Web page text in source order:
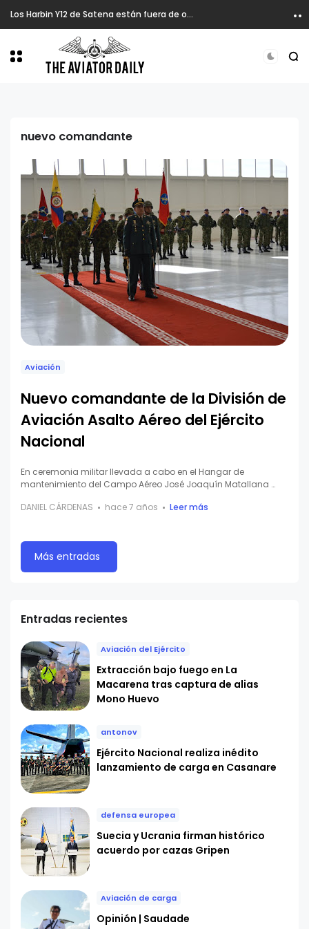
Los Harbin Y12 de Satena están fuera de operación.
nuevo comandante
Aviación
Nuevo comandante de la División de
Aviación Asalto Aéreo del Ejército
Nacional
En ceremonia militar llevada a cabo en el Hangar de
mantenimiento del Campo Aéreo José Joaquín Matallana …
DANIEL CÁRDENAS
hace 7 años Leer más
Más entradas
Entradas recientes
Aviación del Ejército
Extracción bajo fuego en La
Macarena tras captura de alias
Mono Huevo
antonov
Ejército Nacional realiza inédito
lanzamiento de carga en Casanare
defensa europea
Suecia y Ucrania firman histórico
acuerdo por cazas Gripen
Aviación de carga
Opinión | Saudade